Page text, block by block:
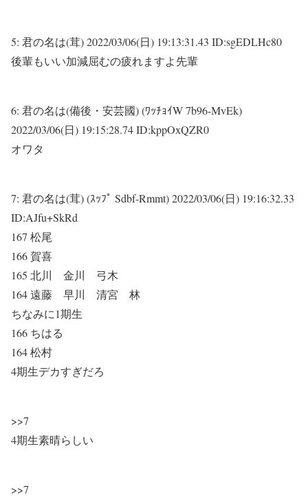
5: 君の名は(茸)2022/03/06(日) 19:13:31.43 ID:sgEDLHc80
後輩もいい加減屈むの疲れますよ先輩
6: 君の名は(備後・安芸國) (ﾜｯﾁｮｲW 7b96-MvEk)
2022/03/06(日) 19:15:28.74 ID:kppOxQZR0
オワタ
7: 君の名は(茸) (ｽｯﾌﾟ Sdbf-Rmmt)2022/03/06(日) 19:16:32.33
ID:AJfu+SkRd
167 松尾
166 賀喜
165 北川 金川 弓木
164 遠藤 早川 清宮 林
ちなみに1期生
166 ちはる
164 松村
4期生デカすぎだろ
>>7
4期生素晴らしい
>>7